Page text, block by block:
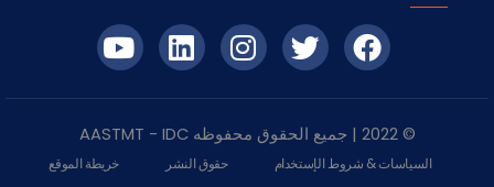
© 2022 | جميع الحقوق محفوظه IDC
- AASTMT
السياسات & شروط الإستخدام حقوق النشر خريطة الموقع